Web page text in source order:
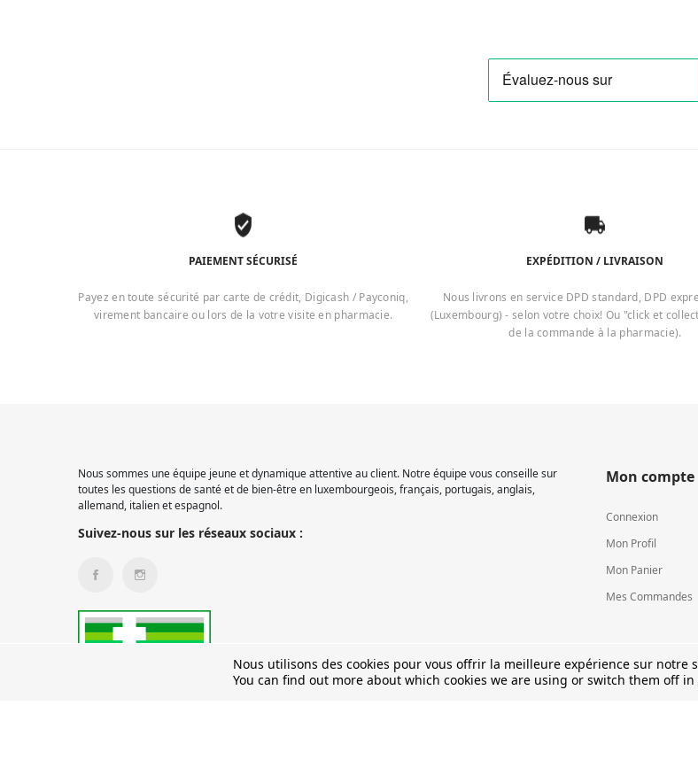
PAIEMENT SÉCURISÉ
Payez en toute sécurité par carte de crédit, Digicash / Payconiq,
virement bancaire ou lors de la votre visite en pharmacie.
EXPÉDITION / LIVRAISON
Nous livrons en service DPD standard, DPD
(Luxembourg) - selon votre choix! Ou "click et
de la commande à la pharmacie).
Nous sommes une équipe jeune et dynamique attentive au client. Notre équipe vous conseille sur
toutes les questions de santé et de bien-être en luxembourgeois, français, portugais, anglais,
allemand, italien et espagnol.
Suivez-nous sur les réseaux sociaux :
Mon compte
Connexion
Mon Profil
Mon Panier
Mes Commandes
Nous utilisons des cookies pour vous offrir la meilleure expérience sur notre
You can find out more about which cookies we are using or switch them off in